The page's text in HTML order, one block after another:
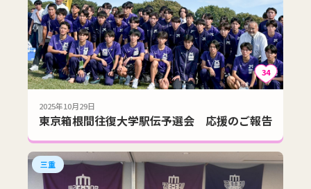
34
2025年10月29日
東京箱根間往復大学駅伝予選会 応援のご報告
三重